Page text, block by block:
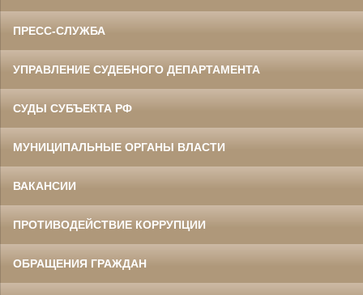
ПРЕСС-СЛУЖБА
УПРАВЛЕНИЕ СУДЕБНОГО ДЕПАРТАМЕНТА
СУДЫ СУБЪЕКТА РФ
МУНИЦИПАЛЬНЫЕ ОРГАНЫ ВЛАСТИ
ВАКАНСИИ
ПРОТИВОДЕЙСТВИЕ КОРРУПЦИИ
ОБРАЩЕНИЯ ГРАЖДАН